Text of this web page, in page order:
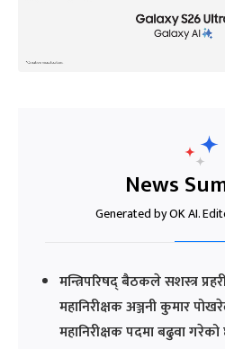
News
Generated by OK AI.
मन्त्रिपरिषद् बैठकले सशस्त्र
महानिरीक्षक अञ्जनी कुमार
महानिरीक्षक पदमा बढुवा